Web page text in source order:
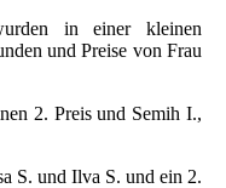
in einer kleinen
und Preise von Frau
2. Preis und Semih I.,
S. und Ilva S. und ein 2.